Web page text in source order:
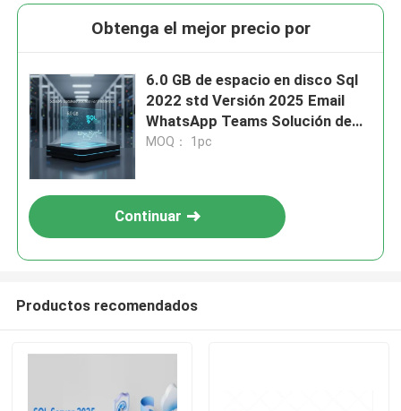
Obtenga el mejor precio por
6.0 GB de espacio en disco Sql
2022 std Versión 2025 Email
WhatsApp Teams Solución de
base de datos escalable para
MOQ： 1pc
Continuar
Productos recomendados